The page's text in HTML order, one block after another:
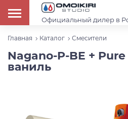
Официальный дилер в
Главная Каталог Смесители
Nagano-P-BE +
ваниль